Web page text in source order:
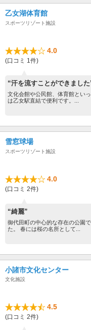
乙女湖体育館
スポーツリゾート施設
4.0
(口コミ 1件)
“汗を流すことができました
文化会館や公民館、体育館とい
は乙女駅直結で便利です。...
雪窓球場
スポーツリゾート施設
4.0
(口コミ 2件)
“綺麗”
御代田町の中心的な存在の公園
た。 春には桜の名所として...
小諸市文化センター
文化施設
4.5
(口コミ 2件)